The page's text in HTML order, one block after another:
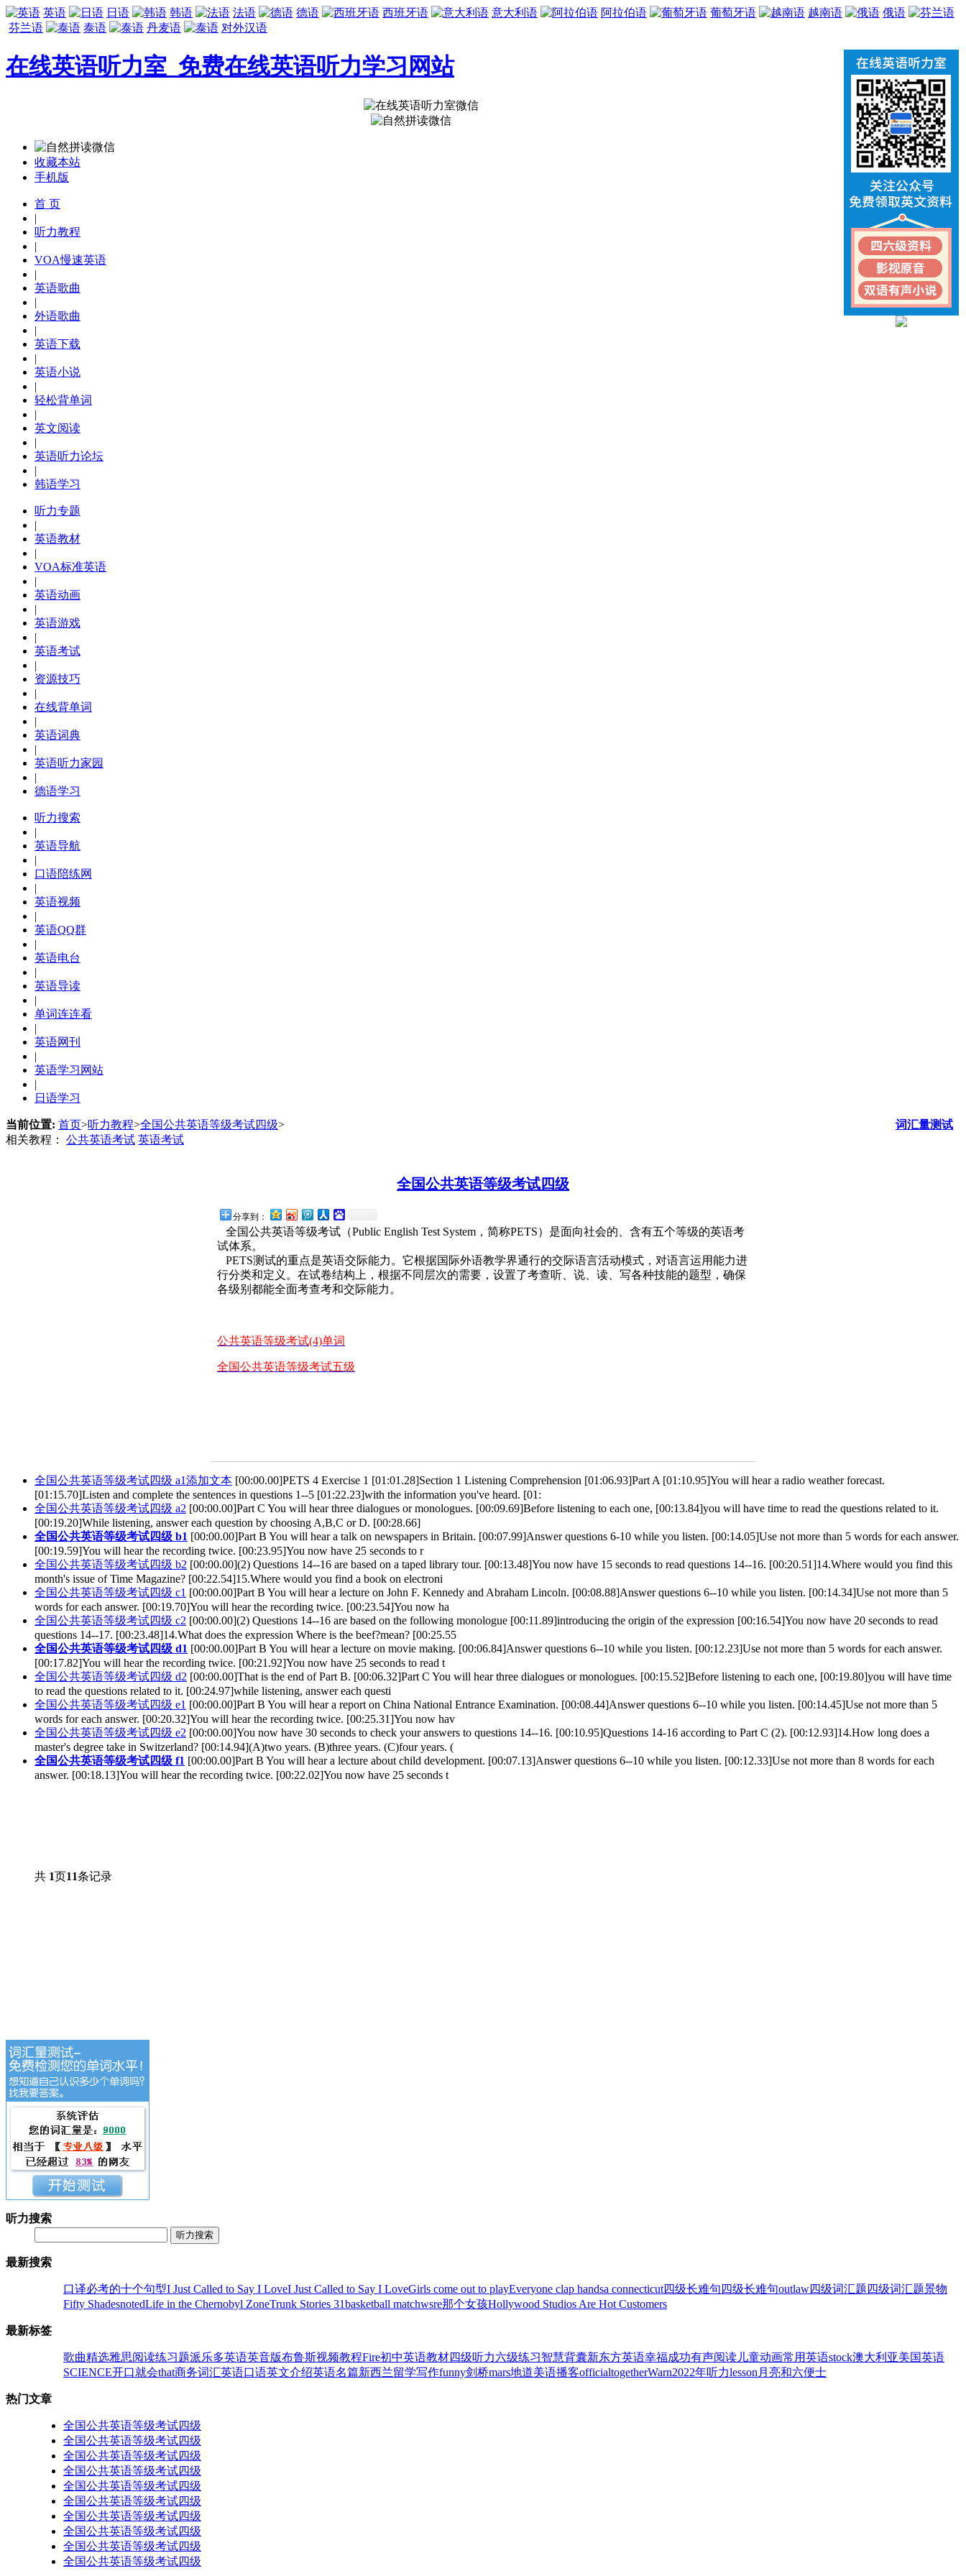
英语 日语 韩语 法语 德语 西班牙语 意大利语 阿拉伯语 葡萄牙语 越南语
俄语
芬兰语
泰语 丹麦语 对外汉语
在线英语听力室_免费在线英语听力学习网站
收藏本站
手机版
首 页
|
听力教程
|
VOA慢速英语
|
英语歌曲
|
外语歌曲
|
英语下载
|
英语小说
|
轻松背单词
|
英文阅读
|
英语听力论坛
|
韩语学习
听力专题
|
英语教材
|
VOA标准英语
|
英语动画
|
英语游戏
|
英语考试
|
资源技巧
|
在线背单词
|
英语词典
|
英语听力家园
|
德语学习
听力搜索
|
英语导航
|
口语陪练网
|
英语视频
|
英语QQ群
|
英语电台
|
英语导读
|
单词连连看
|
英语网刊
|
英语学习网站
|
日语学习
词汇量测试
当前位置: 首页>听力教程>全国公共英语等级考试四级>
相关教程： 公共英语考试 英语考试
全国公共英语等级考试四级
分享到：
全国公共英语等级考试（Public English Test System，简称PETS）是面向社会的、含有五个等级的英语考
试体系。
PETS测试的重点是英语交际能力。它根据国际外语教学界通行的交际语言活动模式，对语言运用能力进
行分类和定义。在试卷结构上，根据不同层次的需要，设置了考查听、说、读、写各种技能的题型，确保
各级别都能全面考查考和交际能力。
公共英语等级考试(4)单词
全国公共英语等级考试五级
全国公共英语等级考试四级 a1添加文本 [00:00.00]PETS 4 Exercise 1 [01:01.28]Section 1 Listening Comprehension [01:06.93]Part A [01:10.95]You will hear a radio weather forecast.
[01:15.70]Listen and complete the sentences in questions 1--5 [01:22.23]with the information you've heard. [01:
全国公共英语等级考试四级 a2 [00:00.00]Part C You will hear three dialogues or monologues. [00:09.69]Before listening to each one, [00:13.84]you will have time to read the questions related to it.
[00:19.20]While listening, answer each question by choosing A,B,C or D. [00:28.66]
全国公共英语等级考试四级 b1 [00:00.00]Part B You will hear a talk on newspapers in Britain. [00:07.99]Answer questions 6-10 while you listen. [00:14.05]Use not more than 5 words for each answer.
[00:19.59]You will hear the recording twice. [00:23.95]You now have 25 seconds to r
全国公共英语等级考试四级 b2 [00:00.00](2) Questions 14--16 are based on a taped library tour. [00:13.48]You now have 15 seconds to read questions 14--16. [00:20.51]14.Where would you find this
month's issue of Time Magazine? [00:22.54]15.Where would you find a book on electroni
全国公共英语等级考试四级 c1 [00:00.00]Part B You will hear a lecture on John F. Kennedy and Abraham Lincoln. [00:08.88]Answer questions 6--10 while you listen. [00:14.34]Use not more than 5
words for each answer. [00:19.70]You will hear the recording twice. [00:23.54]You now ha
全国公共英语等级考试四级 c2 [00:00.00](2) Questions 14--16 are based on the following monologue [00:11.89]introducing the origin of the expression [00:16.54]You now have 20 seconds to read
questions 14--17. [00:23.48]14.What does the expression Where is the beef?mean? [00:25.55
全国公共英语等级考试四级 d1 [00:00.00]Part B You will hear a lecture on movie making. [00:06.84]Answer questions 6--10 while you listen. [00:12.23]Use not more than 5 words for each answer.
[00:17.82]You will hear the recording twice. [00:21.92]You now have 25 seconds to read t
全国公共英语等级考试四级 d2 [00:00.00]That is the end of Part B. [00:06.32]Part C You will hear three dialogues or monologues. [00:15.52]Before listening to each one, [00:19.80]you will have time
to read the questions related to it. [00:24.97]while listening, answer each questi
全国公共英语等级考试四级 e1 [00:00.00]Part B You will hear a report on China National Entrance Examination. [00:08.44]Answer questions 6--10 while you listen. [00:14.45]Use not more than 5
words for each answer. [00:20.32]You will hear the recording twice. [00:25.31]You now hav
全国公共英语等级考试四级 e2 [00:00.00]You now have 30 seconds to check your answers to questions 14--16. [00:10.95]Questions 14-16 according to Part C (2). [00:12.93]14.How long does a
master's degree take in Switzerland? [00:14.94](A)two years. (B)three years. (C)four years. (
全国公共英语等级考试四级 f1 [00:00.00]Part B You will hear a lecture about child development. [00:07.13]Answer questions 6--10 while you listen. [00:12.33]Use not more than 8 words for each
answer. [00:18.13]You will hear the recording twice. [00:22.02]You now have 25 seconds t
共 1页11条记录
听力搜索
听力搜索
最新搜索
口译必考的十个句型I Just Called to Say I LoveI Just Called to Say I LoveGirls come out to playEveryone clap handsa connecticut四级长难句 四级长难句outlaw四级词汇题 四级词汇题景物
Fifty ShadesnotedLife in the Chernobyl ZoneTrunk Stories 31basketball matchwsre那个女孩Hollywood Studios Are Hot Customers
最新标签
歌曲精选雅思阅读练习题派乐多英语英音版布鲁斯视频教程Fire初中英语教材四级听力六级练习智慧背囊新东方英语幸福成功有声阅读 儿童动画常用英语stock澳大利亚美国英语
SCIENCE开口就会that商务词汇英语口语英文介绍英语名篇新西兰留学写作funny剑桥mars地道美语播客officialtogetherWarn2022年听力lesson 月亮和六便士
热门文章
全国公共英语等级考试四级
全国公共英语等级考试四级
全国公共英语等级考试四级
全国公共英语等级考试四级
全国公共英语等级考试四级
全国公共英语等级考试四级
全国公共英语等级考试四级
全国公共英语等级考试四级
全国公共英语等级考试四级
全国公共英语等级考试四级